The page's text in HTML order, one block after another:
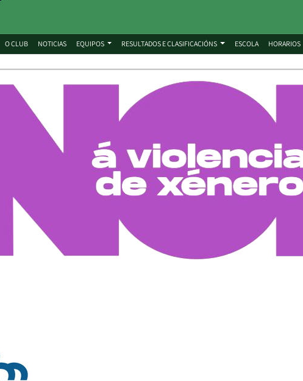
O CLUB NOTICIAS EQUIPOS RESULTADOS E CLASIFICACIÓNS ESCOLA HORARIOS